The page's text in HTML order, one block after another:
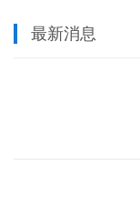
最新消息